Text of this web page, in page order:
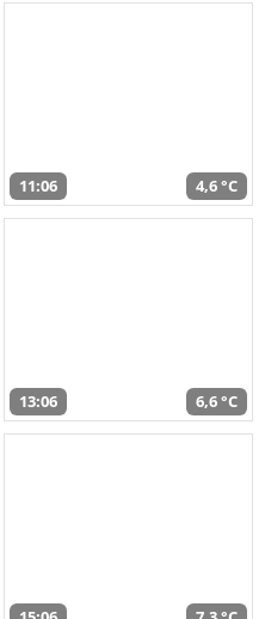
11:06 4,6 °C
13:06 6,6 °C